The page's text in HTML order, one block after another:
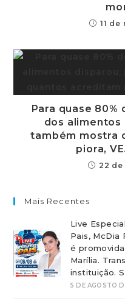
11
Para quase
dos alimentos
também mostra
piora,
22
Mais Recentes
Live
Pais, McDia
é
Marília.
instituição.
5 DE AGOSTO